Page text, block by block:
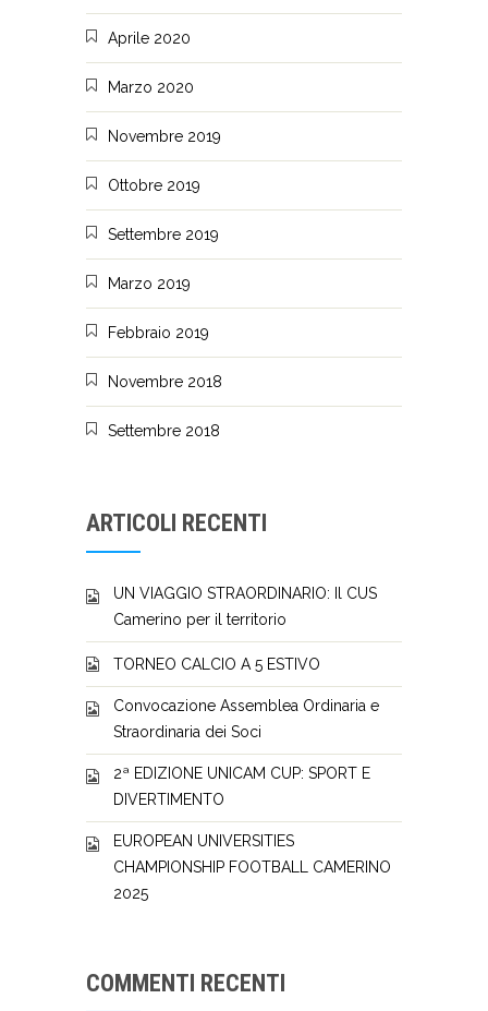
Aprile 2020
Marzo 2020
Novembre 2019
Ottobre 2019
Settembre 2019
Marzo 2019
Febbraio 2019
Novembre 2018
Settembre 2018
ARTICOLI RECENTI
UN VIAGGIO STRAORDINARIO: Il CUS
Camerino per il territorio
TORNEO CALCIO A 5 ESTIVO
Convocazione Assemblea Ordinaria e
Straordinaria dei Soci
2ª EDIZIONE UNICAM CUP: SPORT E
DIVERTIMENTO
EUROPEAN UNIVERSITIES
CHAMPIONSHIP FOOTBALL CAMERINO
2025
COMMENTI RECENTI